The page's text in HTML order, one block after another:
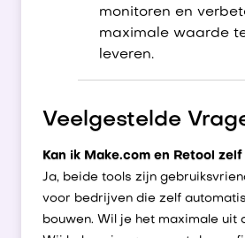
monitoren en
maximale waarde
leveren.
Veelgestelde
Kan ik Make.com en Retool
Ja, beide tools zijn
voor bedrijven die zelf
bouwen. Wil je het maximale uit